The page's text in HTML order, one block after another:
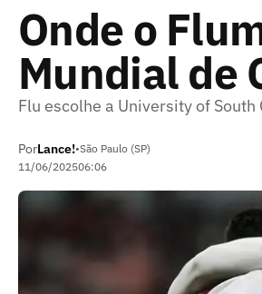
Onde o
Mundial de
Flu escolhe a University of
PorLance!•São Paulo (SP)
11/06/202506:06